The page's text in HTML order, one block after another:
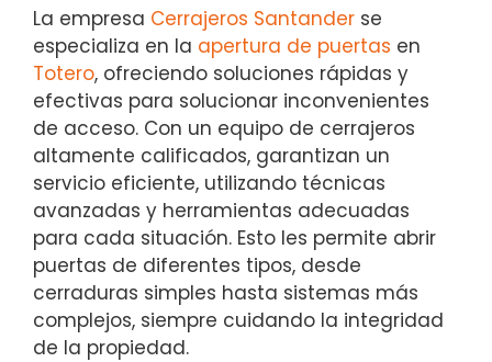
La empresa Cerrajeros Santander se
especializa en la apertura de puertas en
Totero, ofreciendo soluciones rápidas y
efectivas para solucionar inconvenientes
de acceso. Con un equipo de cerrajeros
altamente calificados, garantizan un
servicio eficiente, utilizando técnicas
avanzadas y herramientas adecuadas
para cada situación. Esto les permite abrir
puertas de diferentes tipos, desde
cerraduras simples hasta sistemas más
complejos, siempre cuidando la integridad
de la propiedad.